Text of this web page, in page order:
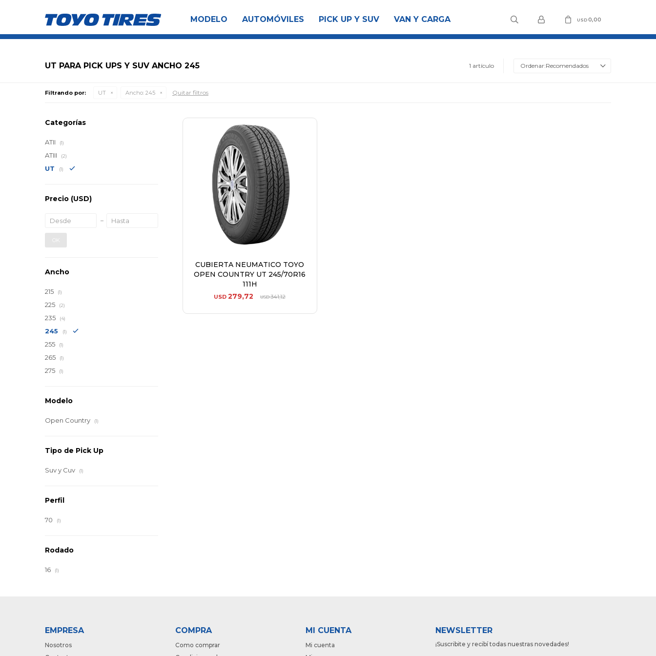
MODELO AUTOMÓVILES PICK UP Y SUV VAN Y CARGA USD0,00
UT PARA PICK UPS Y SUV ANCHO 245 1 artículo Recomendados
Filtrando por: UT Ancho: 245 Quitar filtros
CUBIERTA NEUMATICO TOYO
OPEN COUNTRY UT 245/70R16
111H
USD 279,72 USD341,12
Categorías
ATII (1)
ATIII (2)
UT (1)
Precio (USD)
OK
Ancho
215 (1)
225 (2)
235 (4)
245 (1)
255 (1)
265 (1)
275 (1)
Modelo
Open Country (1)
Tipo de Pick Up
Suv y Cuv (1)
Perfil
70 (1)
Rodado
16 (1)
EMPRESA
Nosotros
COMPRA
Como comprar
MI CUENTA
Mi cuenta
NEWSLETTER
¡Suscribite y recibí todas nuestras novedades!